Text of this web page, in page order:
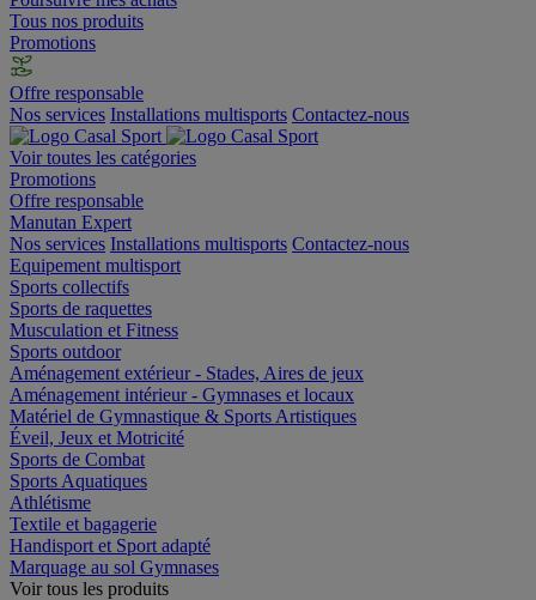
Tous nos produits
Promotions
Offre responsable
Nos services Installations multisports Contactez-nous
Voir toutes les catégories
Promotions
Offre responsable
Manutan Expert
Nos services Installations multisports Contactez-nous
Equipement multisport
Sports collectifs
Sports de raquettes
Musculation et Fitness
Sports outdoor
Aménagement extérieur - Stades, Aires de jeux
Aménagement intérieur - Gymnases et locaux
Matériel de Gymnastique & Sports Artistiques
Éveil, Jeux et Motricité
Sports de Combat
Sports Aquatiques
Athlétisme
Textile et bagagerie
Handisport et Sport adapté
Marquage au sol Gymnases
Voir tous les produits